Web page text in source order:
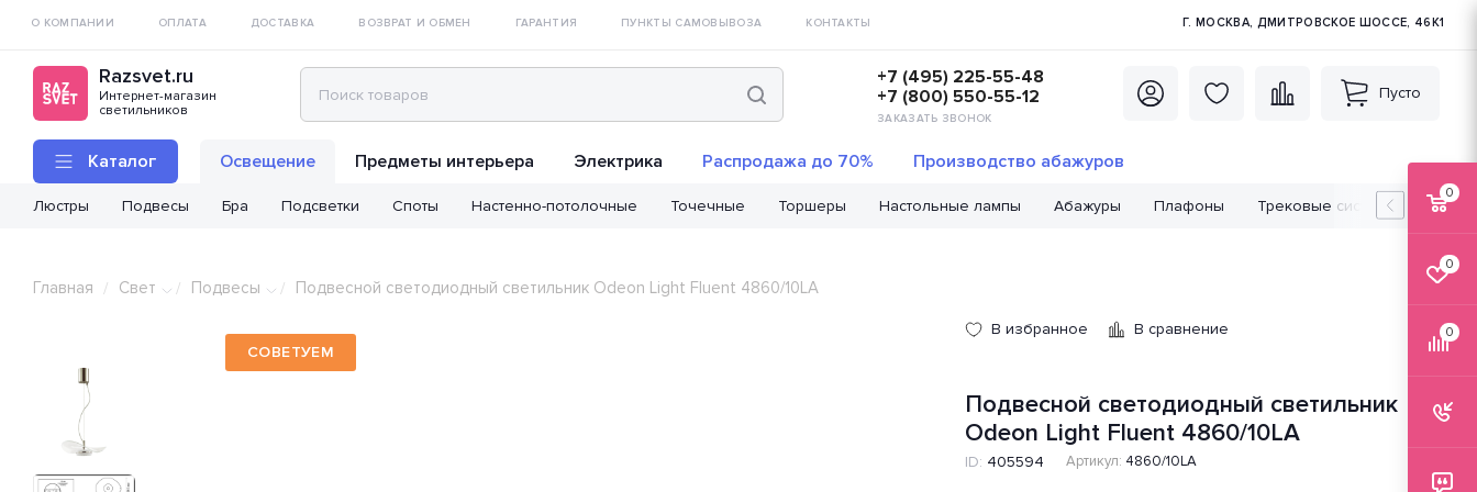
О КОМПАНИИ ОПЛАТА ДОСТАВКА ВОЗВРАТ И ОБМЕН ГАРАНТИЯ ПУНКТЫ САМОВЫВОЗА КОНТАКТЫ Г. МОСКВА, ДМИТРОВСКОЕ ШОССЕ, 46К1
Razsvet.ru
Интернет-магазин
светильников
+7 (495) 225-55-48
+7 (800) 550-55-12
ЗАКАЗАТЬ ЗВОНОК
Пусто
Каталог Освещение
Люстры Подвесы Бра Подсветки Споты Настенно-потолочные Точечные Торшеры Настольные лампы Абажуры Плафоны Трековые системы
Предметы интерьера Электрика Распродажа до 70% Производство абажуров
Главная / Свет / Подвесы / Подвесной светодиодный светильник Odeon Light Fluent 4860/10LA
СОВЕТУЕМ
В избранное В сравнение
Подвесной светодиодный светильник
Odeon Light Fluent 4860/10LA
ID: 405594 Артикул: 4860/10LA
0
0
0